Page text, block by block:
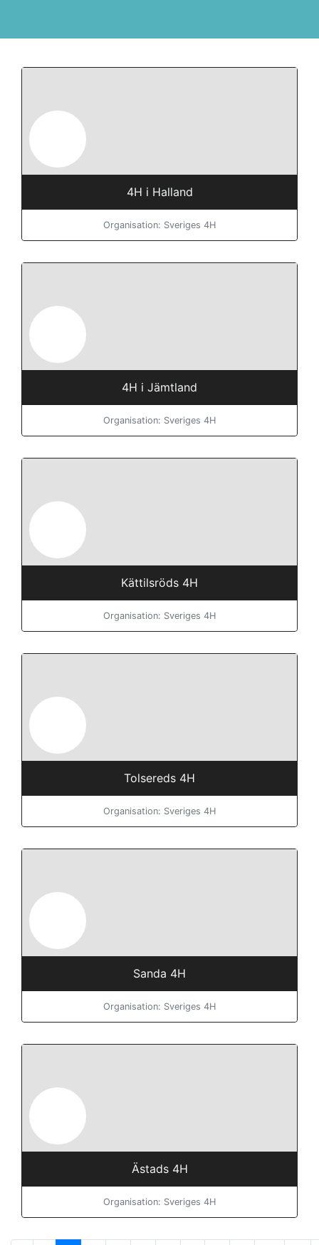
4H i Halland
Organisation: Sveriges 4H
4H i Jämtland
Organisation: Sveriges 4H
Kättilsröds 4H
Organisation: Sveriges 4H
Tolsereds 4H
Organisation: Sveriges 4H
Sanda 4H
Organisation: Sveriges 4H
Ästads 4H
Organisation: Sveriges 4H